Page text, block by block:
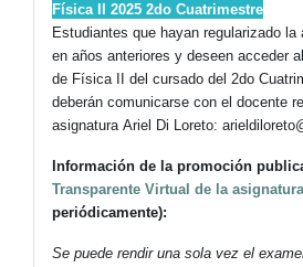
Física II 2025 2do Cuatrimestre
Estudiantes que hayan regularizado la
en años anteriores y deseen acceder
de Física II del cursado del 2do
deberán comunicarse con el docente
asignatura Ariel Di Loreto:
Información de la promoción
Transparente Virtual de la asignatura
periódicamente):
Se puede rendir una sola vez el